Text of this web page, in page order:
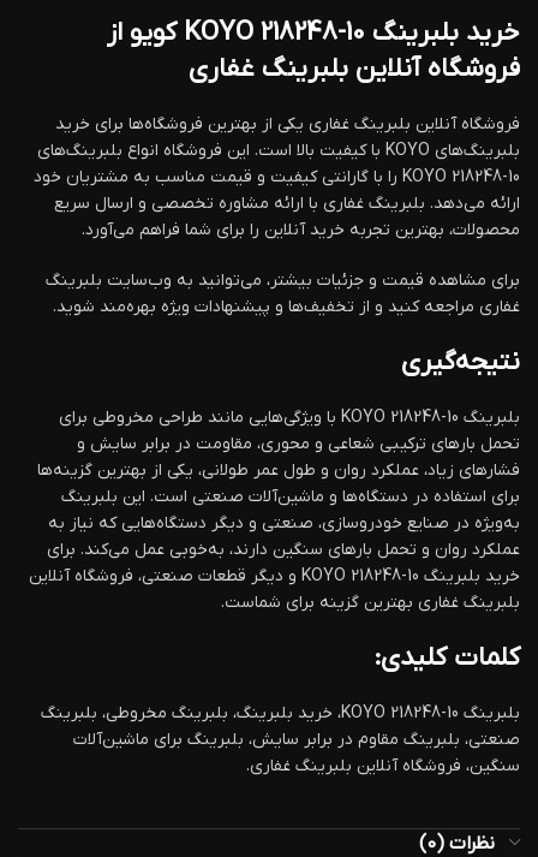
خرید بلبرینگ KOYO 218248-10 کویو از
فروشگاه آنلاین بلبرینگ غفاری
فروشگاه آنلاین بلبرینگ غفاری یکی از بهترین فروشگاه‌ها برای خرید
بلبرینگ‌های KOYO با کیفیت بالا است. این فروشگاه انواع بلبرینگ‌های
KOYO 218248-10 را با گارانتی کیفیت و قیمت مناسب به مشتریان خود
ارائه می‌دهد. بلبرینگ غفاری با ارائه مشاوره تخصصی و ارسال سریع
محصولات، بهترین تجربه خرید آنلاین را برای شما فراهم می‌آورد.
برای مشاهده قیمت و جزئیات بیشتر، می‌توانید به وب‌سایت بلبرینگ
غفاری مراجعه کنید و از تخفیف‌ها و پیشنهادات ویژه بهره‌مند شوید.
نتیجه‌گیری
بلبرینگ KOYO 218248-10 با ویژگی‌هایی مانند طراحی مخروطی برای
تحمل بارهای ترکیبی شعاعی و محوری، مقاومت در برابر سایش و
فشارهای زیاد، عملکرد روان و طول عمر طولانی، یکی از بهترین گزینه‌ها
برای استفاده در دستگاه‌ها و ماشین‌آلات صنعتی است. این بلبرینگ
به‌ویژه در صنایع خودروسازی، صنعتی و دیگر دستگاه‌هایی که نیاز به
عملکرد روان و تحمل بارهای سنگین دارند، به‌خوبی عمل می‌کند. برای
خرید بلبرینگ KOYO 218248-10 و دیگر قطعات صنعتی، فروشگاه آنلاین
بلبرینگ غفاری بهترین گزینه برای شماست.
کلمات کلیدی:
بلبرینگ KOYO 218248-10، خرید بلبرینگ، بلبرینگ مخروطی، بلبرینگ
صنعتی، بلبرینگ مقاوم در برابر سایش، بلبرینگ برای ماشین‌آلات
سنگین، فروشگاه آنلاین بلبرینگ غفاری.
نظرات (0)